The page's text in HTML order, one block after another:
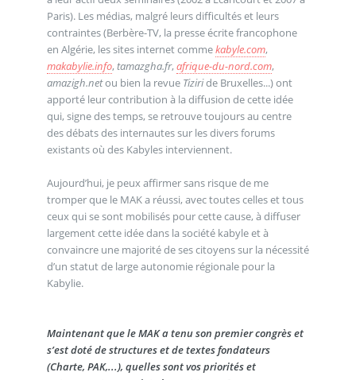
Paris). Les médias, malgré leurs difficultés et leurs
contraintes (Berbère-TV, la presse écrite francophone
en Algérie, les sites internet commekabyle.com,
makabylie.info, tamazgha.fr, afrique-du-nord.com,
amazigh.netou bien la revue Tiziride Bruxelles...) ont
apporté leur contribution à la diffusion de cette idée
qui, signe des temps, se retrouve toujours au centre
des débats des internautes sur les divers forums
existants où des Kabyles interviennent.
Aujourd’hui, je peux affirmer sans risque de me
tromper que le MAK a réussi, avec toutes celles et tous
ceux qui se sont mobilisés pour cette cause, à diffuser
largement cette idée dans la société kabyle et à
convaincre une majorité de ses citoyens sur la nécessité
d’un statut de large autonomie régionale pour la
Kabylie.
Maintenant que le MAK a tenu son premier congrès et
s’est doté de structures et de textes fondateurs
(Charte, PAK,...), quelles sont vos priorités et